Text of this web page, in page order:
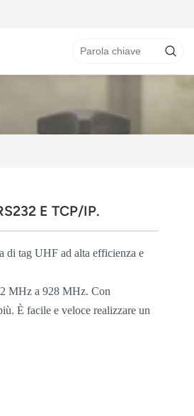
E TCP/IP.
di tag UHF ad alta efficienza e
MHz a 928 MHz. Con
È facile e veloce realizzare un